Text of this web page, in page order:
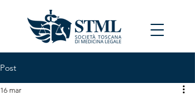
Post
16 mar